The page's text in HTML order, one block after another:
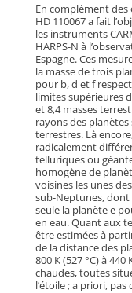
En complément
HD 110067 a fait
les instruments
HARPS-N à
Espagne. Ces
la masse de trois
pour b, d et f
limites supérieures
et 8,4 masses
rayons des planètes
terrestres. Là
radicalement
telluriques ou
homogène de
voisines les unes
sub-Neptunes, dont
seule la planète e
en eau. Quant aux
être estimées à
de la distance des
800 K (527 °C) à 440
chaudes, toutes
l’étoile ; a priori,